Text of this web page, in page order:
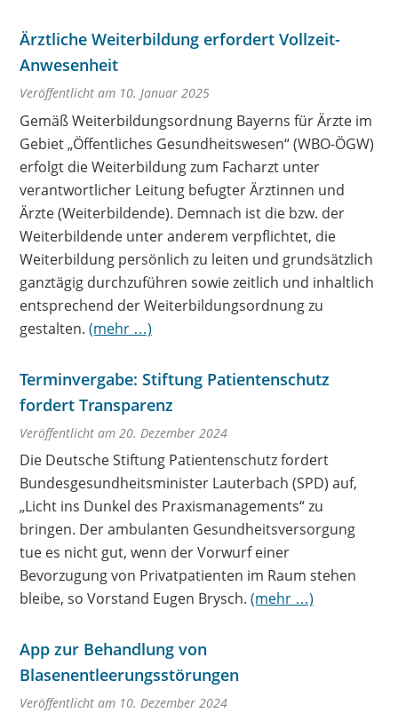
Ärztliche Weiterbildung erfordert Vollzeit-
Anwesenheit
Veröffentlicht am 10. Januar 2025
Gemäß Weiterbildungsordnung Bayerns für Ärzte im
Gebiet „Öffentliches Gesundheitswesen“ (WBO-ÖGW)
erfolgt die Weiterbildung zum Facharzt unter
verantwortlicher Leitung befugter Ärztinnen und
Ärzte (Weiterbildende). Demnach ist die bzw. der
Weiterbildende unter anderem verpflichtet, die
Weiterbildung persönlich zu leiten und grundsätzlich
ganztägig durchzuführen sowie zeitlich und inhaltlich
entsprechend der Weiterbildungsordnung zu
gestalten. (mehr …)
Terminvergabe: Stiftung Patientenschutz
fordert Transparenz
Veröffentlicht am 20. Dezember 2024
Die Deutsche Stiftung Patientenschutz fordert
Bundesgesundheitsminister Lauterbach (SPD) auf,
„Licht ins Dunkel des Praxismanagements“ zu
bringen. Der ambulanten Gesundheitsversorgung
tue es nicht gut, wenn der Vorwurf einer
Bevorzugung von Privatpatienten im Raum stehen
bleibe, so Vorstand Eugen Brysch. (mehr …)
App zur Behandlung von
Blasenentleerungsstörungen
Veröffentlicht am 10. Dezember 2024